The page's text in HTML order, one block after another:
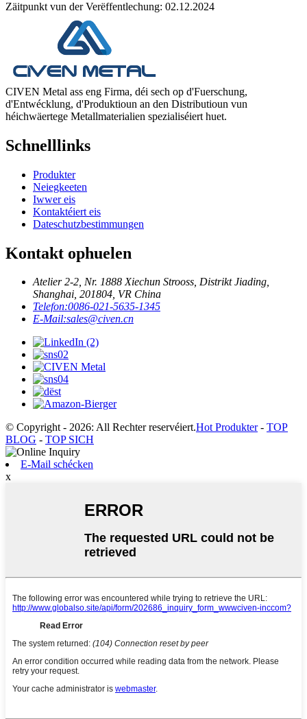
Zäitpunkt vun der Verëffentlechung: 02.12.2024
CIVEN Metal ass eng Firma, déi sech op d'Fuerschung,
d'Entwécklung, d'Produktioun an den Distributioun vun
héichwäertege Metallmaterialien spezialiséiert huet.
Schnelllinks
Produkter
Neiegkeeten
Iwwer eis
Kontaktéiert eis
Dateschutzbestimmungen
Kontakt ophuelen
Atelier 2-2, Nr. 1888 Xiechun Strooss, Distrikt Jiading,
Shanghai, 201804, VR China
Telefon:0086-021-5635-1345
E-Mail:sales@civen.cn
© Copyright - 2026: All Rechter reservéiert.Hot Produkter- TOP
BLOG - TOP SICH
E-Mail schécken
x